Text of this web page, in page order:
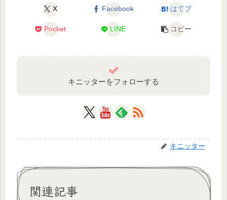
X Facebook はてブ
Pocket LINE コピー
キニッターをフォローする
キニッター
関連記事